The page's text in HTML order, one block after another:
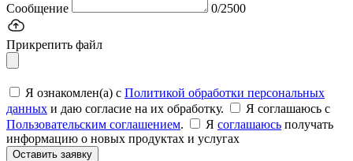
Сообщение 0/2500
Прикрепить файл
Я ознакомлен(а) с Политикой обработки персональных
данных и даю согласие на их обработку.
Я соглашаюсь c
Пользовательским соглашением. Я соглашаюсь получать
информацию о новых продуктах и услугах
Оставить заявку